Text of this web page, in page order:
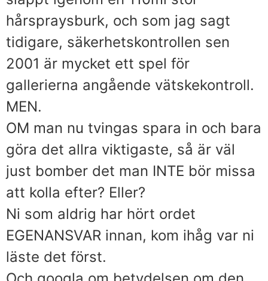
hårspraysburk, och som jag sagt
tidigare, säkerhetskontrollen sen
2001 är mycket ett spel för
gallerierna angående vätskekontroll.
MEN.
OM man nu tvingas spara in och bara
göra det allra viktigaste, så är väl
just bomber det man INTE bör missa
att kolla efter? Eller?
Ni som aldrig har hört ordet
EGENANSVAR innan, kom ihåg var ni
läste det först.